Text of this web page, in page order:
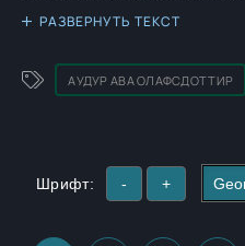
пустынной исландской местности.
создать Эдем и больше не
трогательная и
РАЗВЕРНУТЬ ТЕКСТ
АУДУР АВА ОЛАФСДОТТИР
Шрифт: - +